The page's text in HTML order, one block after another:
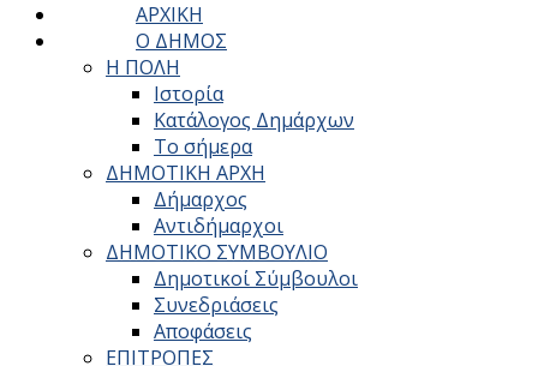
ΑΡΧΙΚΗ
Ο ΔΗΜΟΣ
Η ΠΟΛΗ
Ιστορία
Κατάλογος Δημάρχων
Το σήμερα
ΔΗΜΟΤΙΚΗ ΑΡΧΗ
Δήμαρχος
Αντιδήμαρχοι
ΔΗΜΟΤΙΚΟ ΣΥΜΒΟΥΛΙΟ
Δημοτικοί Σύμβουλοι
Συνεδριάσεις
Αποφάσεις
ΕΠΙΤΡΟΠΕΣ